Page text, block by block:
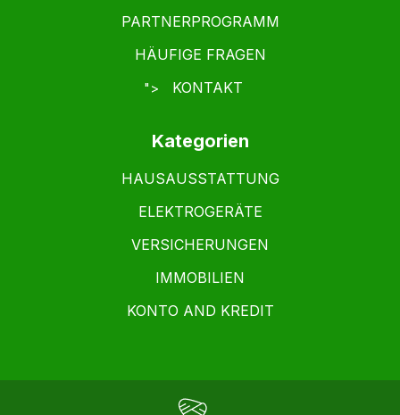
PARTNERPROGRAMM
HÄUFIGE FRAGEN
"> KONTAKT
Kategorien
HAUSAUSSTATTUNG
ELEKTROGERÄTE
VERSICHERUNGEN
IMMOBILIEN
KONTO AND KREDIT